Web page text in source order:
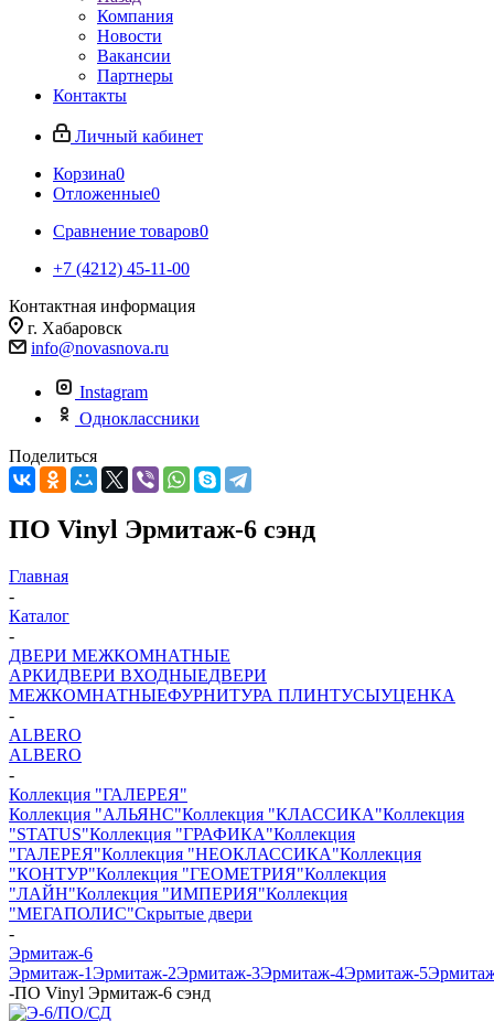
Компания
Новости
Вакансии
Партнеры
Контакты
Личный кабинет
Корзина0
Отложенные0
Сравнение товаров0
+7 (4212) 45-11-00
Контактная информация
г. Хабаровск
info@novasnova.ru
Instagram
Одноклассники
Поделиться
ПО Vinyl Эрмитаж-6 сэнд
Главная
-
Каталог
-
ДВЕРИ МЕЖКОМНАТНЫЕ
АРКИДВЕРИ ВХОДНЫЕДВЕРИ
МЕЖКОМНАТНЫЕФУРНИТУРА ПЛИНТУСЫУЦЕНКА
-
ALBERO
ALBERO
-
Коллекция "ГАЛЕРЕЯ"
Коллекция "АЛЬЯНС"Коллекция "КЛАССИКА"Коллекция
"STATUS"Коллекция "ГРАФИКА"Коллекция
"ГАЛЕРЕЯ"Коллекция "НЕОКЛАССИКА"Коллекция
"КОНТУР"Коллекция "ГЕОМЕТРИЯ"Коллекция
"ЛАЙН"Коллекция "ИМПЕРИЯ"Коллекция
"МЕГАПОЛИС"Скрытые двери
-
Эрмитаж-6
Эрмитаж-1Эрмитаж-2Эрмитаж-3Эрмитаж-4Эрмитаж-5
-ПО Vinyl Эрмитаж-6 сэнд